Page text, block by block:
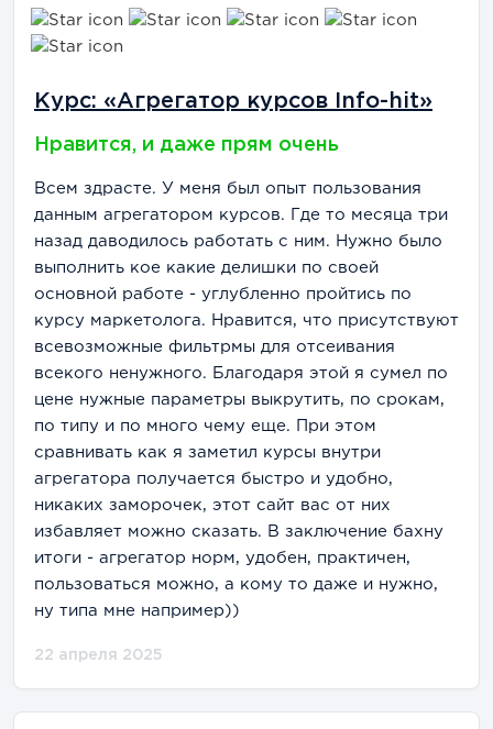
Курс: «Агрегатор курсов Info-hit»
Нравится, и даже прям очень
Всем здрасте. У меня был опыт пользования
данным агрегатором курсов. Где то месяца три
назад даводилось работать с ним. Нужно было
выполнить кое какие делишки по своей
основной работе - углубленно пройтись по
курсу маркетолога. Нравится, что присутствуют
всевозможные фильтрмы для отсеивания
всекого ненужного. Благодаря этой я сумел по
цене нужные параметры выкрутить, по срокам,
по типу и по много чему еще. При этом
сравнивать как я заметил курсы внутри
агрегатора получается быстро и удобно,
никаких заморочек, этот сайт вас от них
избавляет можно сказать. В заключение бахну
итоги - агрегатор норм, удобен, практичен,
пользоваться можно, а кому то даже и нужно,
ну типа мне например))
22 апреля 2025